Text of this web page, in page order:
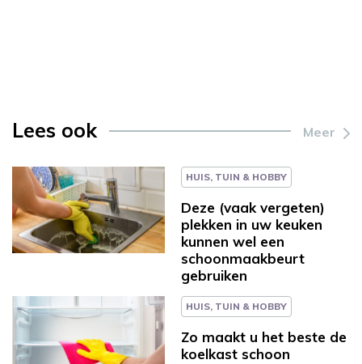
Lees ook Meer
HUIS, TUIN & HOBBY
Deze (vaak vergeten)
plekken in uw keuken
kunnen wel een
schoonmaakbeurt
gebruiken
HUIS, TUIN & HOBBY
Zo maakt u het beste de
koelkast schoon